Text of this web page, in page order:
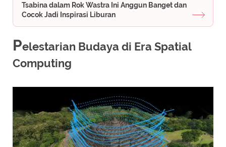
Tsabina dalam Rok Wastra Ini Anggun Banget dan
Cocok Jadi Inspirasi Liburan
Pelestarian Budaya di Era Spatial
Computing